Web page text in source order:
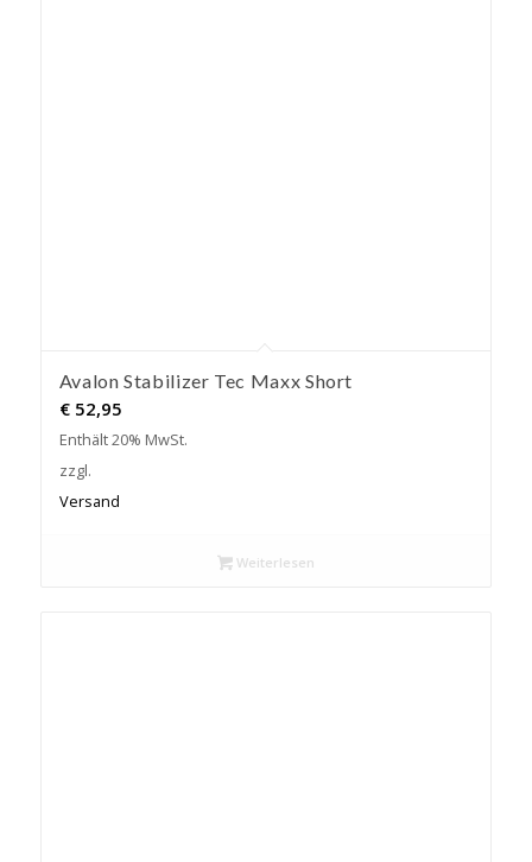
Avalon Stabilizer Tec Maxx Short
€52,95
Enthält 20% MwSt.
zzgl.
Versand
Weiterlesen